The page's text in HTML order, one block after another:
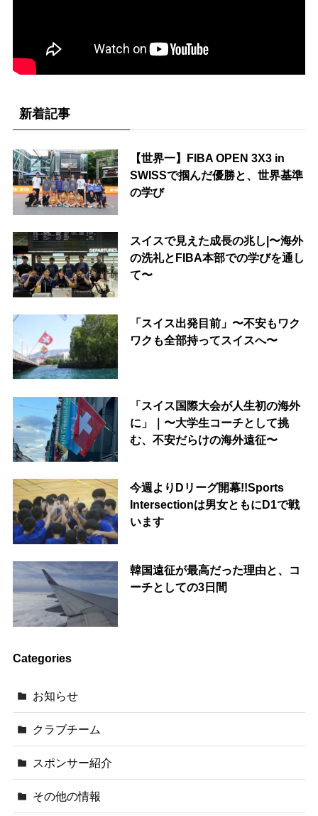
新着記事
【世界一】FIBA OPEN 3X3 in
SWISSで掴んだ優勝と、世界基準
の学び
スイスで見えた成長の兆し|〜海外
の洗礼とFIBA本部での学びを通し
て〜
「スイス出発目前」〜不安もワク
ワクも全部持ってスイスへ〜
「スイス国際大会が人生初の海外
に」｜〜大学生コーチとして挑
む、不安だらけの海外遠征〜
今週よりDリーグ開幕!!Sports
Intersectionは男女ともにD1で戦
います
韓国遠征が最高だった理由と、コ
ーチとしての3日間
Categories
お知らせ
クラブチーム
スポンサー紹介
その他の情報